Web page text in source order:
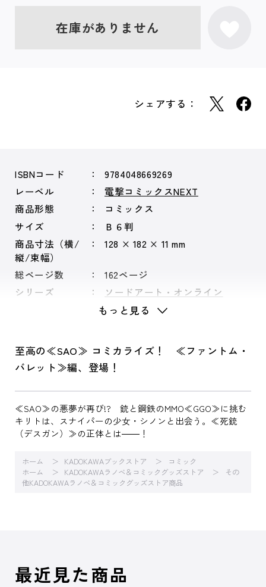
在庫がありません
シェアする：
ISBNコード
9784048669269
レーベル
電撃コミックスNEXT
商品形態
コミックス
サイズ
Ｂ６判
商品寸法（横/
縦/束幅）
128 × 182 × 11 mm
総ページ数
162ページ
シリーズ
ソードアート・オンライン
もっと見る
至高の≪SAO≫ コミカライズ！ ≪ファントム・
バレット≫編、登場！
≪SAO≫の悪夢が再び!? 銃と鋼鉄のMMO≪GGO≫に挑む
キリトは、スナイパーの少女・シノンと出会う。≪死銃
（デスガン）≫の正体とは――！
ホーム KADOKAWAブックストア
コミック
ホーム
KADOKAWAラノベ＆コミックグッズストア
その
他KADOKAWAラノベ＆コミックグッズストア商品
最近見た商品